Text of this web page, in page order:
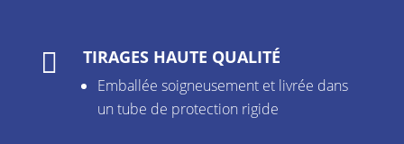
 TIRAGES HAUTE QUALITÉ
Emballée soigneusement et livrée dans
un tube de protection rigide